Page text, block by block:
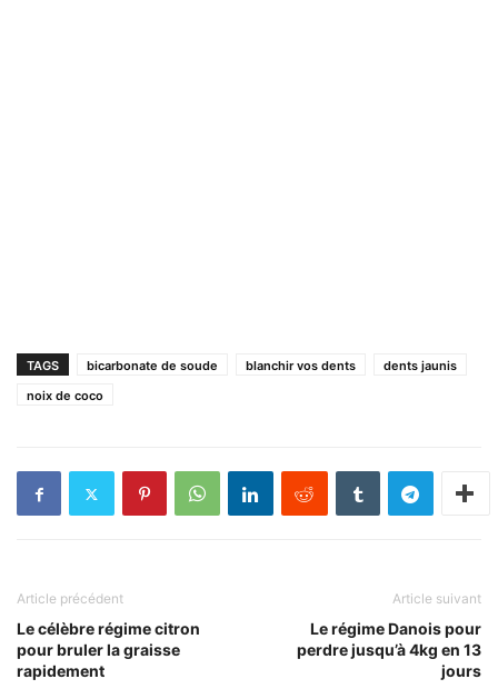
TAGS bicarbonate de soude blanchir vos dents
dents jaunis
noix de coco
Article précédent
Le célèbre régime citron
pour bruler la graisse
rapidement
Article suivant
Le régime Danois pour
perdre jusqu’à 4kg en 13
jours